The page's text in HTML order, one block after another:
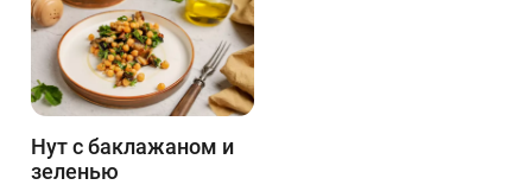
Нут с баклажаном и
зеленью